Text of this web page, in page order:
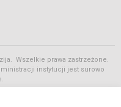
Wszelkie prawa zastrzeżone.
instytucji jest surowo